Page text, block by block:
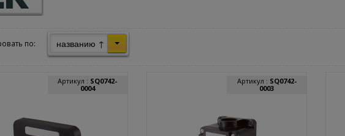
по: названию ↑
Артикул : SQ0742-
0004
Артикул : SQ0742-
0003